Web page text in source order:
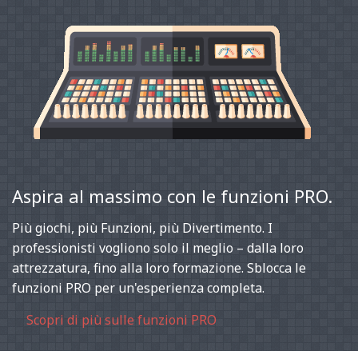
Aspira al massimo con le funzioni PRO.
Più giochi, più Funzioni, più Divertimento. I
professionisti vogliono solo il meglio – dalla loro
attrezzatura, fino alla loro formazione. Sblocca le
funzioni PRO per un'esperienza completa.
Scopri di più sulle funzioni PRO